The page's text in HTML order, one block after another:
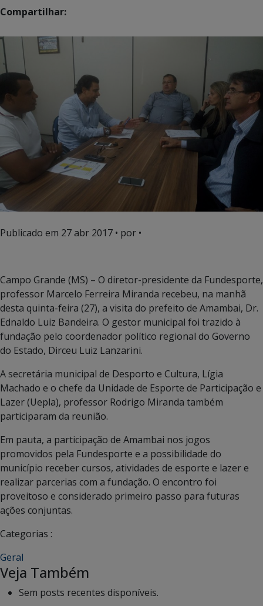
Compartilhar:
Publicado em 27 abr 2017 • por •
Campo Grande (MS) – O diretor-presidente da Fundesporte,
professor Marcelo Ferreira Miranda recebeu, na manhã
desta quinta-feira (27), a visita do prefeito de Amambai, Dr.
Ednaldo Luiz Bandeira. O gestor municipal foi trazido à
fundação pelo coordenador político regional do Governo
do Estado, Dirceu Luiz Lanzarini.
A secretária municipal de Desporto e Cultura, Lígia
Machado e o chefe da Unidade de Esporte de Participação e
Lazer (Uepla), professor Rodrigo Miranda também
participaram da reunião.
Em pauta, a participação de Amambai nos jogos
promovidos pela Fundesporte e a possibilidade do
município receber cursos, atividades de esporte e lazer e
realizar parcerias com a fundação. O encontro foi
proveitoso e considerado primeiro passo para futuras
ações conjuntas.
Categorias :
Geral
Veja Também
Sem posts recentes disponíveis.